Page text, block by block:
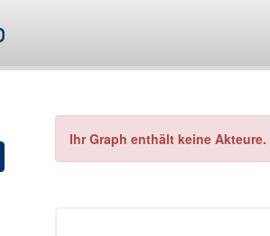
Ihr Graph enthält keine Akteure.